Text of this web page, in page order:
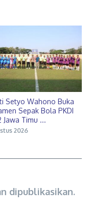
Setyo Wahono Buka
Sepak Bola PKDI
Jawa Timu ...
2026
dipublikasikan.